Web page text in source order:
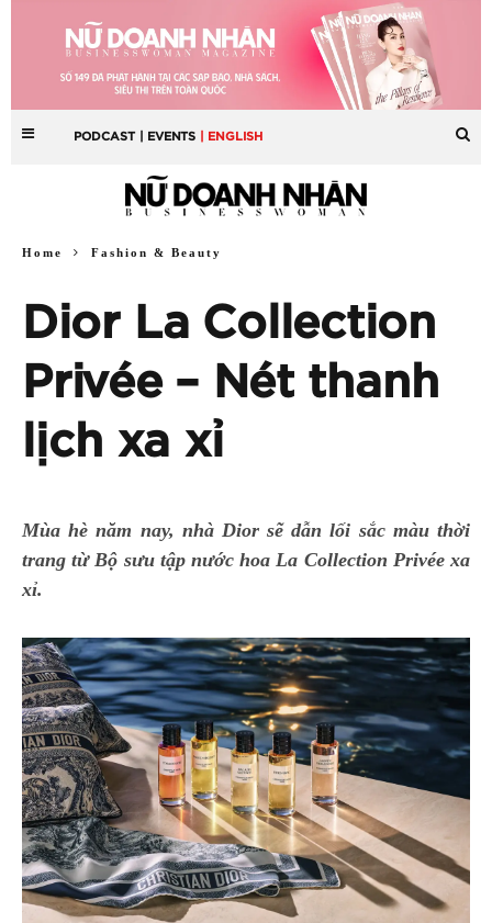
PODCAST | EVENTS | ENGLISH
Home Fashion & Beauty
Dior La Collection
Privée – Nét thanh
lịch xa xỉ
Mùa hè năm nay, nhà Dior sẽ dẫn lối sắc màu thời
trang từ Bộ sưu tập nước hoa La Collection Privée xa
xỉ.